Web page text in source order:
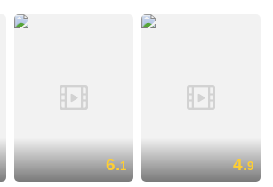
6.1 4.9